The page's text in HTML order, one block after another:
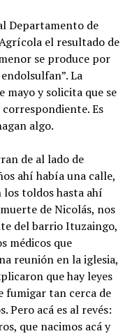
Departamento de
el resultado de
se produce por
La
mayo y solicita que se
Es
algo.
de al lado de
ahí había una calle,
toldos hasta ahí
de Nicolás, nos
del barrio Ituzaingo,
médicos que
reunión en la iglesia,
que hay leyes
fumigar tan cerca de
Pero acá es al revés:
que nacimos acá y